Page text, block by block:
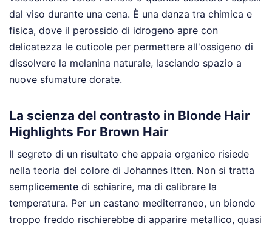
dal viso durante una cena. È una danza tra chimica e
fisica, dove il perossido di idrogeno apre con
delicatezza le cuticole per permettere all'ossigeno di
dissolvere la melanina naturale, lasciando spazio a
nuove sfumature dorate.
La scienza del contrasto in Blonde Hair
Highlights For Brown Hair
Il segreto di un risultato che appaia organico risiede
nella teoria del colore di Johannes Itten. Non si tratta
semplicemente di schiarire, ma di calibrare la
temperatura. Per un castano mediterraneo, un biondo
troppo freddo rischierebbe di apparire metallico, quasi